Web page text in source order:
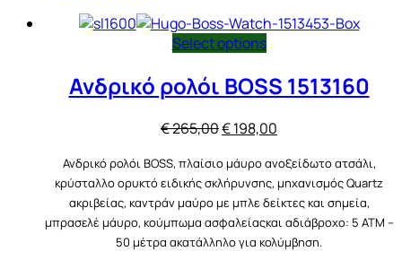
Select options
Ανδρικό ρολόι BOSS 1513160
€265,00Original
was:
€ 265,00.
€198,00
τιμή
είναι:
€ 198,00.
Ανδρικό ρολόι BOSS, πλαίσιο μάυρο ανοξείδωτο ατσάλι,
κρύσταλλο oρυκτό ειδικής σκλήρυνσης, μηχανισμός Quartz
ακριβείας, καντράν μαύρο με μπλε δείκτες και σημεία,
μπρασελέ μάυρο, κούμπωμα ασφαλείαςκαι αδιάβροχο: 5 ATM –
50 μέτρα ακατάλληλο για κολύμβηση.